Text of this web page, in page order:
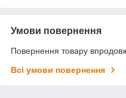
Умови повернення
Повернення товару
Всі умови повернення